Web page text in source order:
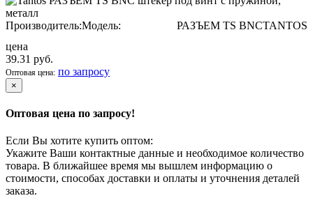
Производитель: TANTOS
Модель:
РАЗЪЕМ TS BNC
цена
39.31 руб.
Оптовая цена: по запросу
×
Оптовая цена по запросу!
Если Вы хотите купить оптом:
Укажите Ваши контактные данные и необходимое количество
товара. В ближайшее время мы вышлем информацию о
стоимости, способах доставки и оплаты и уточнения деталей
заказа.